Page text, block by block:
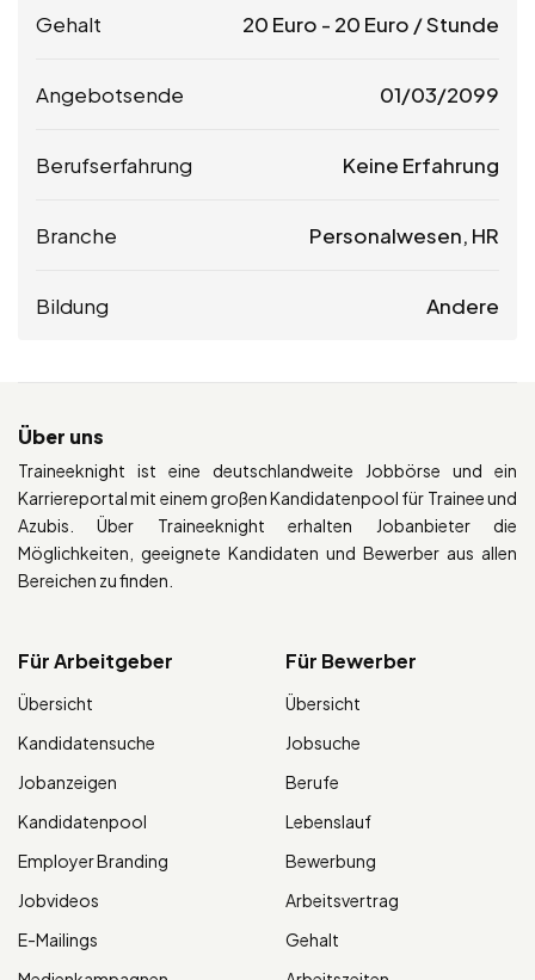
Gehalt 20 Euro - 20 Euro / Stunde
Angebotsende 01/03/2099
Berufserfahrung Keine Erfahrung
Branche Personalwesen, HR
Bildung Andere
Über uns
Traineeknight ist eine deutschlandweite Jobbörse und ein
Karriereportal mit einem großen Kandidatenpool für Trainee und
Azubis. Über Traineeknight erhalten Jobanbieter die
Möglichkeiten, geeignete Kandidaten und Bewerber aus allen
Bereichen zu finden.
Für Arbeitgeber
Übersicht
Kandidatensuche
Jobanzeigen
Kandidatenpool
Employer Branding
Jobvideos
E-Mailings
Für Bewerber
Übersicht
Jobsuche
Berufe
Lebenslauf
Bewerbung
Arbeitsvertrag
Gehalt